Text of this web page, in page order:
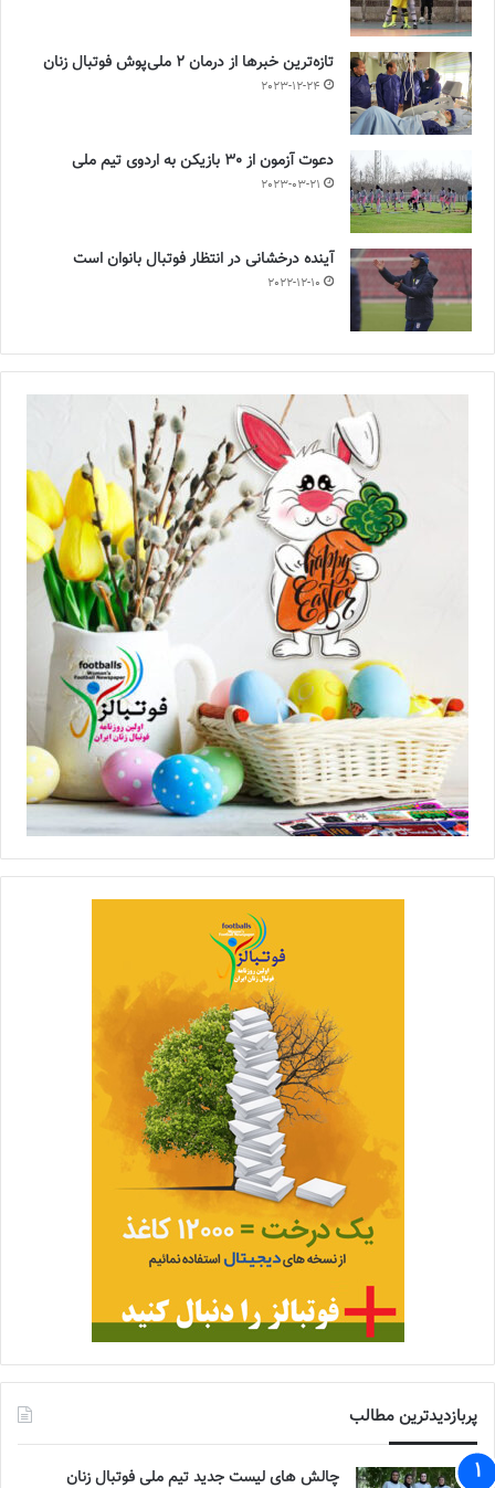
تازه‌ترین خبرها از درمان ۲ ملی‌پوش فوتبال زنان
2023-12-24
دعوت آزمون از 30 بازیکن به اردوی تیم ملی
2023-03-21
آینده درخشانی در انتظار فوتبال بانوان است
2022-12-10
پربازدیدترین مطالب
چالش هاى ليست جدید تيم ملى فوتبال زنان